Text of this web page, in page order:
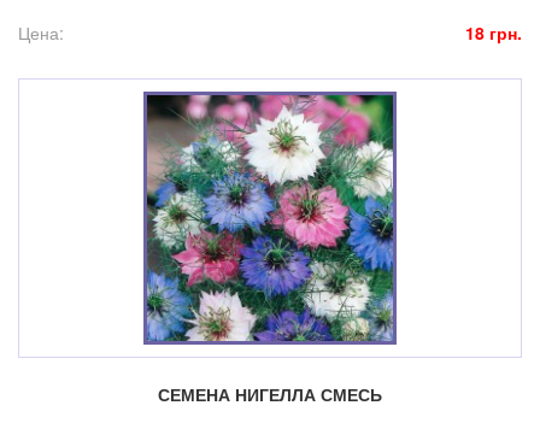
Цена:
18 грн.
СЕМЕНА НИГЕЛЛА СМЕСЬ